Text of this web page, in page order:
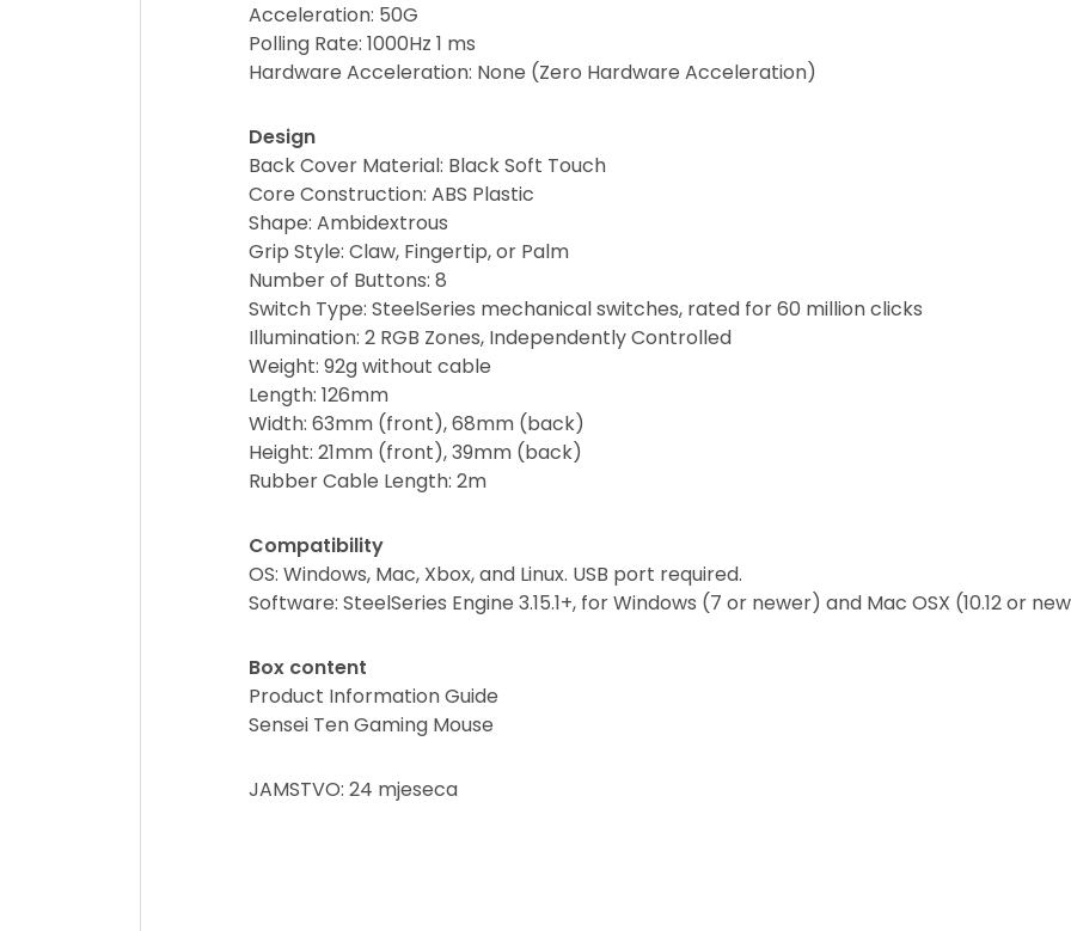
Acceleration: 50G
Polling Rate: 1000Hz 1 ms
Hardware Acceleration: None (Zero Hardware Acceleration)
Design
Back Cover Material: Black Soft Touch
Core Construction: ABS Plastic
Shape: Ambidextrous
Grip Style: Claw, Fingertip, or Palm
Number of Buttons: 8
Switch Type: SteelSeries mechanical switches, rated for 60 million clicks
Illumination: 2 RGB Zones, Independently Controlled
Weight: 92g without cable
Length: 126mm
Width: 63mm (front), 68mm (back)
Height: 21mm (front), 39mm (back)
Rubber Cable Length: 2m
Compatibility
OS: Windows, Mac, Xbox, and Linux. USB port required.
Software: SteelSeries Engine 3.15.1+, for Windows (7 or newer) and Mac OSX (10.12 or
Box content
Product Information Guide
Sensei Ten Gaming Mouse
JAMSTVO: 24 mjeseca